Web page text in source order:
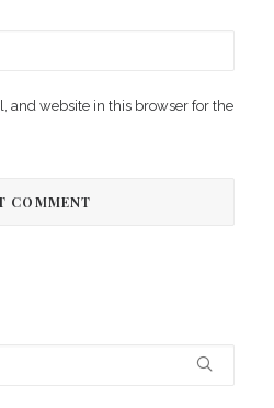
and website in this browser for the